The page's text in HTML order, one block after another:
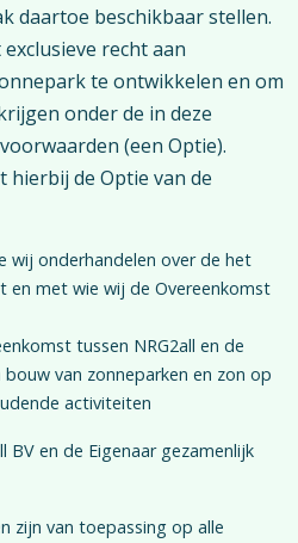
daartoe beschikbaar stellen.
recht aan
te ontwikkelen en om
onder de in deze
(een Optie).
de Optie van de
wij onderhandelen over de het
en met wie wij de Overeenkomst
tussen NRG2all en de
van zonneparken en zon op
activiteiten
BV en de Eigenaar gezamenlijk
zijn van toepassing op alle